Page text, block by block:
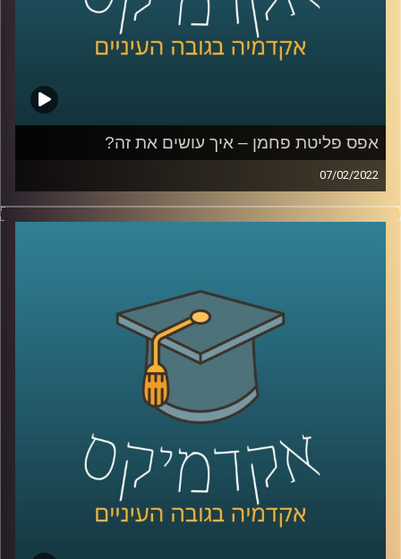
לשיחה שקיימתי עם פרופ' פרג על שינוי מהאמצע אל החוץ –
אפס פליטת פחמן – איך עושים את זה?
07/02/2022
בועידת האקלים בגלאזגו השנה הצהיר ראש הממשלה, נפתלי
בנט, שישראל תצמצם את פליטת הפחמן שלה לאפס עד שנת
אחת הדרכים להפוך את פליטת הפחמן לפחות שקופה היא
שיטה אותה חוקרת פרופ' יעל פרג, סגנית דיקן בית הספר
לשיחה עם פרופ' יעל פרג על ביטחון אנרגטי – לחצו כאן
לשיחה עם פרופ' פרג על שינוי מהאמצע אל החוץ –